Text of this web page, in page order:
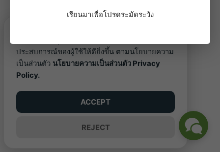
ประสบการณ์ของผู้ใช้ให้ดียิ่งขึ้น ตามนโยบายความ
เป็นส่วนตัว นโยบายความเป็นส่วนตัว Privacy
Policy.
ACCEPT
REJECT
เรียนมาเพื่อโปรดระมัดระวัง